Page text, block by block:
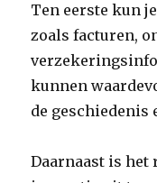
Ten eerste kun
zoals facturen,
kunnen
de geschiedenis
Daarnaast is het